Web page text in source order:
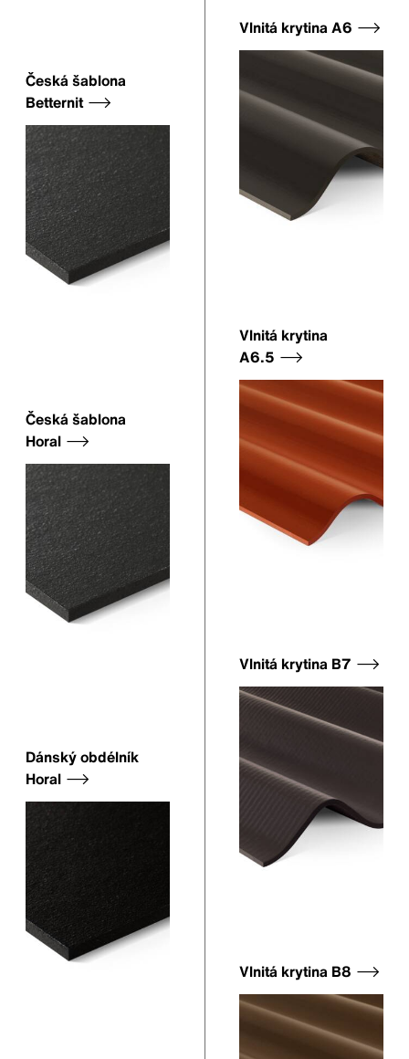
Česká šablona
Betternit
Česká šablona
Horal
Dánský obdélník
Horal
Vlnitá krytina A6
Vlnitá krytina
A6.5
Vlnitá krytina B7
Vlnitá krytina B8